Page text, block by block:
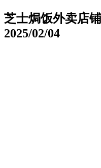
芝士焗饭外卖店
2025/02/04